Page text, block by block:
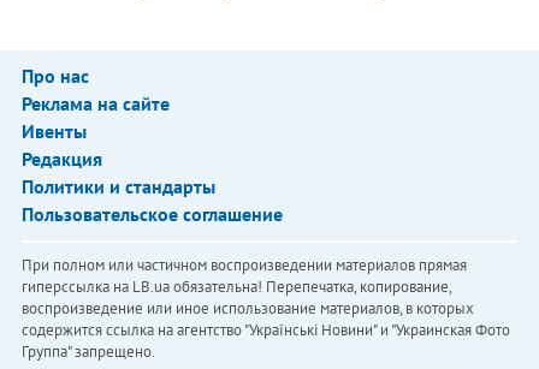
Про нас
Реклама на сайте
Ивенты
Редакция
Политики и стандарты
Пользовательское соглашение
При полном или частичном воспроизведении материалов прямая
гиперссылка на LB.ua обязательна! Перепечатка, копирование,
воспроизведение или иное использование материалов, в которых
содержится ссылка на агентство "Українськi Новини" и "Украинская Фото
Группа" запрещено.